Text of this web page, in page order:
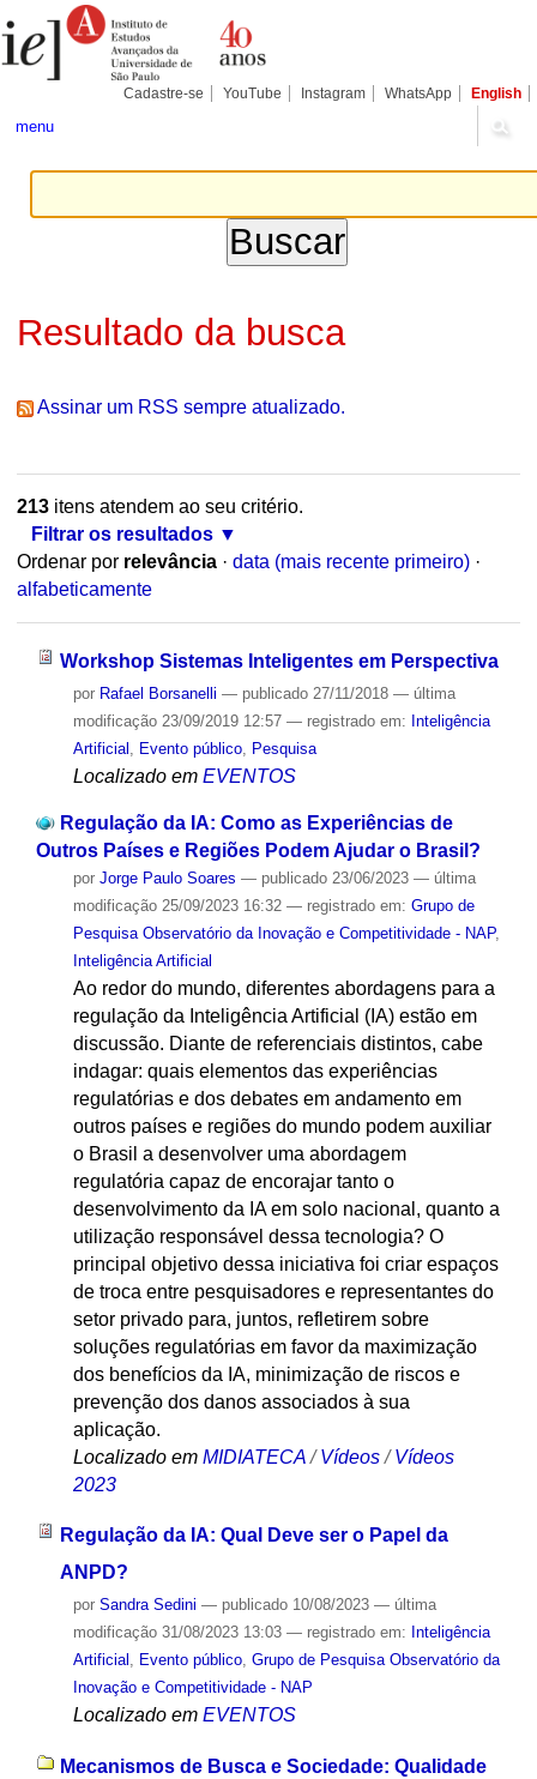
para
conteúdo.
Pessoais
Cadastre-se YouTube Instagram WhatsApp English
menu
Resultado da busca
Assinar um RSS sempre atualizado.
213itens atendem ao seu critério.
Filtrar os resultados
Ordenar por relevância · data (mais recente primeiro) ·
alfabeticamente
Workshop Sistemas Inteligentes em Perspectiva
por Rafael Borsanelli — publicado27/11/2018 — última
modificação23/09/2019 12:57 — registrado em: Inteligência
Artificial
Evento público, Pesquisa
Localizado em EVENTOS
Regulação da IA: Como as Experiências de
Outros Países e Regiões Podem Ajudar o Brasil?
por Jorge Paulo Soares — publicado23/06/2023 — última
modificação25/09/2023 16:32 — registrado em: Grupo de
Pesquisa Observatório da Inovação e Competitividade - NAP,
Inteligência Artificial
Ao redor do mundo, diferentes abordagens para a
regulação da Inteligência Artificial (IA) estão em
discussão. Diante de referenciais distintos, cabe
indagar: quais elementos das experiências
regulatórias e dos debates em andamento em
outros países e regiões do mundo podem auxiliar
o Brasil a desenvolver uma abordagem
regulatória capaz de encorajar tanto o
desenvolvimento da IA em solo nacional, quanto a
utilização responsável dessa tecnologia? O
principal objetivo dessa iniciativa foi criar espaços
de troca entre pesquisadores e representantes do
setor privado para, juntos, refletirem sobre
soluções regulatórias em favor da maximização
dos benefícios da IA, minimização de riscos e
prevenção dos danos associados à sua
aplicação.
Localizado em MIDIATECA /Vídeos /Vídeos
2023
Regulação da IA: Qual Deve ser o Papel da
ANPD?
por Sandra Sedini — publicado10/08/2023 — última
modificação31/08/2023 13:03 — registrado em: Inteligência
Artificial , Evento público, Grupo de Pesquisa Observatório da
Inovação e Competitividade - NAP
Localizado em EVENTOS
Mecanismos de Busca e Sociedade: Qualidade